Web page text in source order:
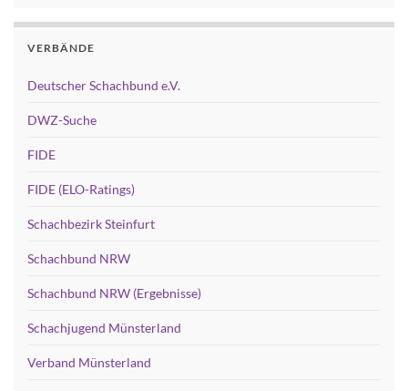
VERBÄNDE
Deutscher Schachbund e.V.
DWZ-Suche
FIDE
FIDE (ELO-Ratings)
Schachbezirk Steinfurt
Schachbund NRW
Schachbund NRW (Ergebnisse)
Schachjugend Münsterland
Verband Münsterland